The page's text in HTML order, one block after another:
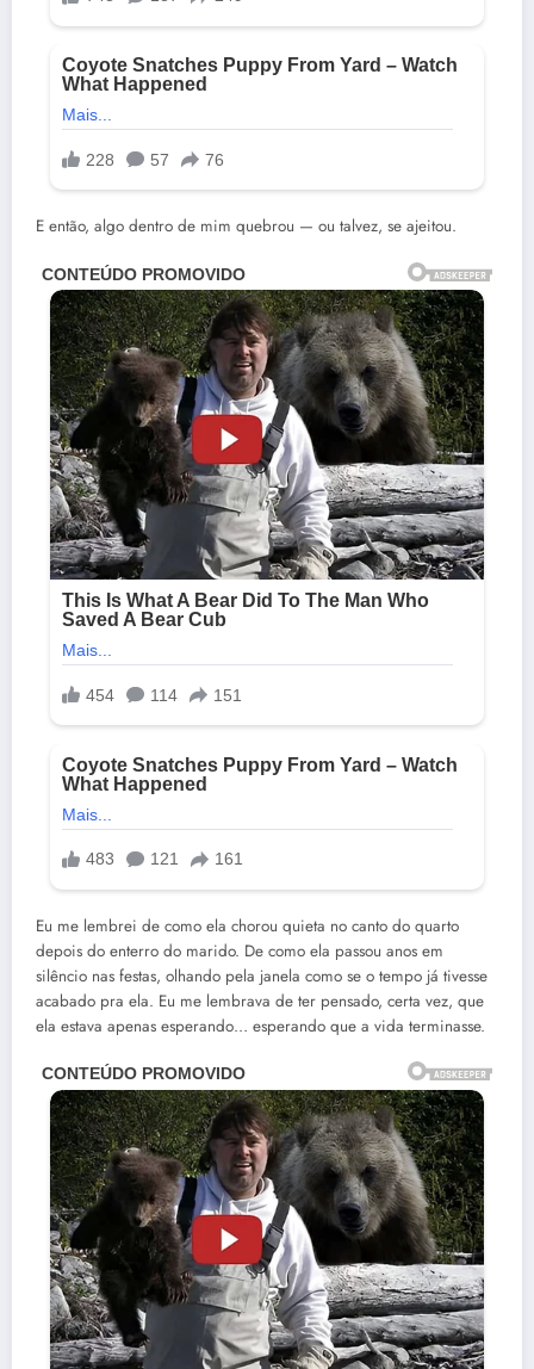
E então, algo dentro de mim quebrou — ou talvez, se ajeitou.
Eu me lembrei de como ela chorou quieta no canto do quarto
depois do enterro do marido. De como ela passou anos em
silêncio nas festas, olhando pela janela como se o tempo já tivesse
acabado pra ela. Eu me lembrava de ter pensado, certa vez, que
ela estava apenas esperando… esperando que a vida terminasse.